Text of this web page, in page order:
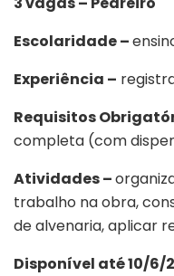
Escolaridade –
Experiência –
Requisitos
completa (com
Atividades –
trabalho na obra,
de alvenaria, aplicar
Disponível até 10/6/